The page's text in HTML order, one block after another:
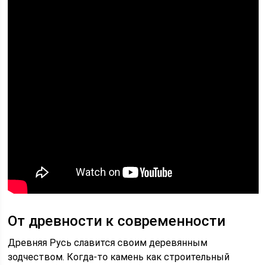
От древности к современности
Древняя Русь славится своим деревянным
зодчеством. Когда-то камень как строительный